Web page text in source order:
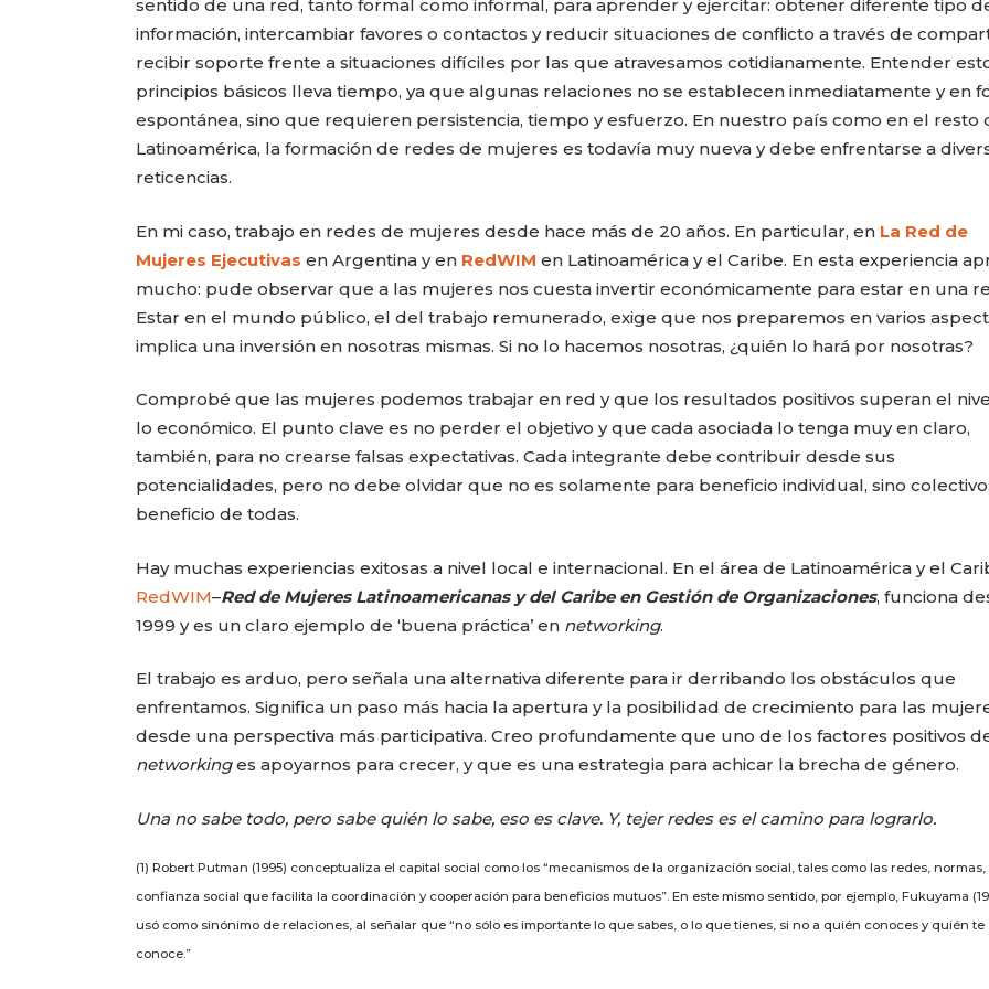
sentido de una red, tanto formal como informal, para aprender y ejercitar: obtener diferente tipo
información, intercambiar favores o contactos y reducir situaciones de conflicto a través de
recibir soporte frente a situaciones difíciles por las que atravesamos cotidianamente. Entender
principios básicos lleva tiempo, ya que algunas relaciones no se establecen inmediatamente y en
espontánea, sino que requieren persistencia, tiempo y esfuerzo. En nuestro país como en el resto
Latinoamérica, la formación de redes de mujeres es todavía muy nueva y debe enfrentarse a
reticencias.
En mi caso, trabajo en redes de mujeres desde hace más de 20 años. En particular, en La Red de
Mujeres Ejecutivas en Argentina y en RedWIM en Latinoamérica y el Caribe. En esta experiencia
mucho: pude observar que a las mujeres nos cuesta invertir económicamente para estar en una
Estar en el mundo público, el del trabajo remunerado, exige que nos preparemos en varios
implica una inversión en nosotras mismas. Si no lo hacemos nosotras, ¿quién lo hará por nosotras?
Comprobé que las mujeres podemos trabajar en red y que los resultados positivos superan el
lo económico. El punto clave es no perder el objetivo y que cada asociada lo tenga muy en claro,
también, para no crearse falsas expectativas. Cada integrante debe contribuir desde sus
potencialidades, pero no debe olvidar que no es solamente para beneficio individual, sino
beneficio de todas.
Hay muchas experiencias exitosas a nivel local e internacional. En el área de Latinoamérica y el
RedWIM–Red de Mujeres Latinoamericanas y del Caribe en Gestión de Organizaciones, funciona
1999 y es un claro ejemplo de ‘buena práctica’ en networking.
El trabajo es arduo, pero señala una alternativa diferente para ir derribando los obstáculos que
enfrentamos. Significa un paso más hacia la apertura y la posibilidad de crecimiento para las
desde una perspectiva más participativa. Creo profundamente que uno de los factores positivos
networkinges apoyarnos para crecer, y que es una estrategia para achicar la brecha de género.
Una no sabe todo, pero sabe quién lo sabe, eso es clave. Y, tejer redes es el camino para lograrlo.
(1) Robert Putman (1995) conceptualiza el capital social como los “mecanismos de la organización social, tales como las redes, normas,
confianza social que facilita la coordinación y cooperación para beneficios mutuos”. En este mismo sentido, por ejemplo, Fukuyama
usó como sinónimo de relaciones, al señalar que “no sólo es importante lo que sabes, o lo que tienes, si no a quién conoces y quién te
conoce.”